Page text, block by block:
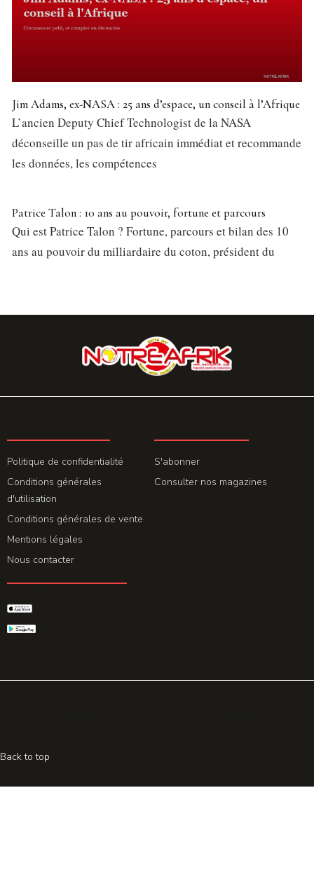
Jim Adams, ex-NASA : 25 ans d’espace, un conseil à l’Afrique
L’ancien Deputy Chief Technologist de la NASA
déconseille un pas de tir africain immédiat et recommande
les données, les compétences
Patrice Talon : 10 ans au pouvoir, fortune et parcours
Qui est Patrice Talon ? Fortune, parcours et bilan des 10
ans au pouvoir du milliardaire du coton, président du
Politique de confidentialité
Conditions générales
d'utilisation
Conditions générales de vente
Mentions légales
Nous contacter
S'abonner
Consulter nos magazines
Back to top